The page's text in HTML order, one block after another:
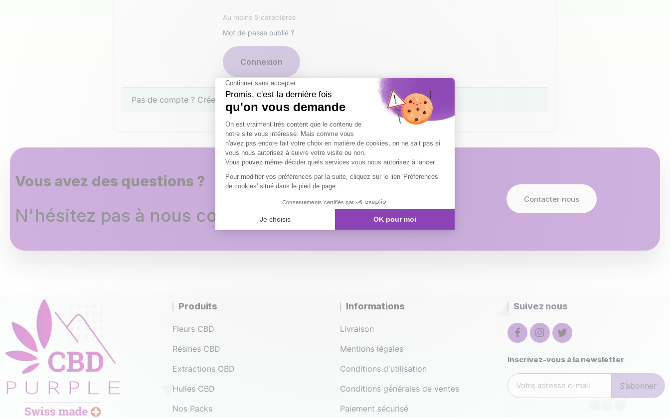
Au moins 5 caractères
Mot de passe oublié ?
Connexion
Pas de compte ? Créez-en un
Vous avez des questions ?
N'hésitez pas à nous contacter sur notre support.
Contacter nous
Produits
Fleurs CBD
Résines CBD
Extractions CBD
Huiles CBD
Nos Packs
Informations
Livraison
Mentions légales
Conditions d'utilisation
Conditions générales de ventes
Paiement sécurisé
Suivez nous
Inscrivez-vous à la newsletter
S’abonner